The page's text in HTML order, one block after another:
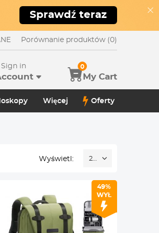
Sprawdź teraz
Porównanie produktów (0)
Sign in
My Cart
0
Więcej Oferty
Wyświetl: 24
49%
WYŁ